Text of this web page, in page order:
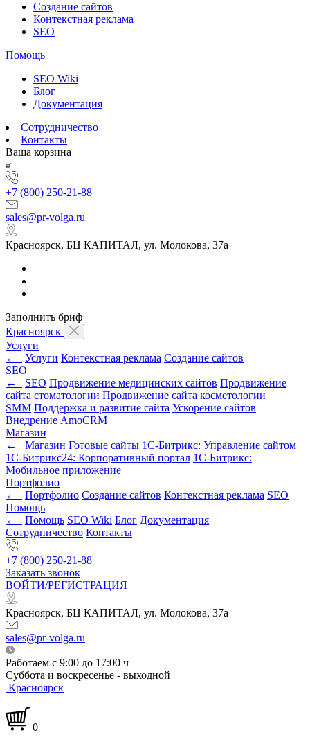
Создание сайтов
Контекстная реклама
SEO
Помощь
SEO Wiki
Блог
Документация
Сотрудничество
Контакты
Ваша корзина
+7 (800) 250-21-88
sales@pr-volga.ru
Красноярск, БЦ КАПИТАЛ, ул. Молокова, 37а
Заполнить бриф
Красноярск
Услуги
←
Услуги Контекстная реклама Создание сайтов
SEO
←
SEO Продвижение медицинских сайтов Продвижение
сайта стоматологии Продвижение сайта косметологии
SMM Поддержка и развитие сайта Ускорение сайтов
Внедрение AmoCRM
Магазин
←
Магазин Готовые сайты 1С-Битрикс: Управление сайтом
1С-Битрикс24: Корпоративный портал 1С-Битрикс:
Мобильное приложение
Портфолио
←
Портфолио Создание сайтов Контекстная реклама SEO
Помощь
←
Помощь SEO Wiki Блог Документация
Сотрудничество Контакты
+7 (800) 250-21-88
Заказать звонок
ВОЙТИ/РЕГИСТРАЦИЯ
Красноярск, БЦ КАПИТАЛ, ул. Молокова, 37а
sales@pr-volga.ru
Работаем с 9:00 до 17:00 ч
Суббота и воскресенье - выходной
Красноярск
0